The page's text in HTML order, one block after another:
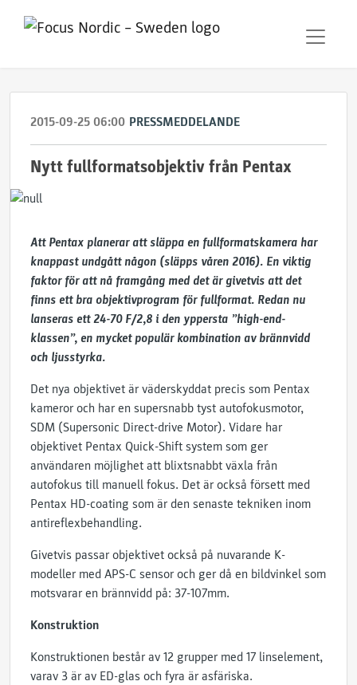
2015-09-25 06:00 PRESSMEDDELANDE
Nytt fullformatsobjektiv från Pentax
Att Pentax planerar att släppa en fullformatskamera har
knappast undgått någon (släpps våren 2016). En viktig
faktor för att nå framgång med det är givetvis att det
finns ett bra objektivprogram för fullformat. Redan nu
lanseras ett 24-70 F/2,8 i den yppersta ”high-end-
klassen”, en mycket populär kombination av brännvidd
och ljusstyrka.
Det nya objektivet är väderskyddat precis som Pentax
kameror och har en supersnabb tyst autofokusmotor,
SDM (Supersonic Direct-drive Motor). Vidare har
objektivet Pentax Quick-Shift system som ger
användaren möjlighet att blixtsnabbt växla från
autofokus till manuell fokus. Det är också försett med
Pentax HD-coating som är den senaste tekniken inom
antireflexbehandling.
Givetvis passar objektivet också på nuvarande K-
modeller med APS-C sensor och ger då en bildvinkel som
motsvarar en brännvidd på: 37-107mm.
Konstruktion
Konstruktionen består av 12 grupper med 17 linselement,
varav 3 är av ED-glas och fyra är asfäriska.